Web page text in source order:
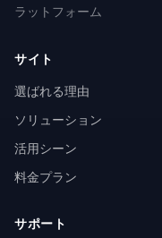
ラットフォーム
サイト
選ばれる理由
ソリューション
活用シーン
料金プラン
サポート